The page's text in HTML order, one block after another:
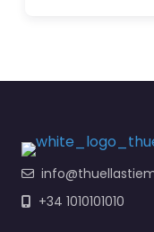
+34 1010101010